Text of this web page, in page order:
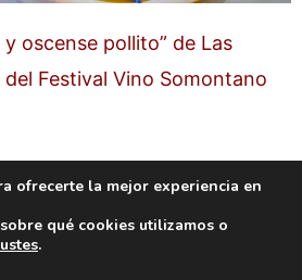
y oscense pollito” de Las
Festival Vino Somontano
web Zaragoza
ofrecerte la mejor experiencia en
qué cookies utilizamos o
.